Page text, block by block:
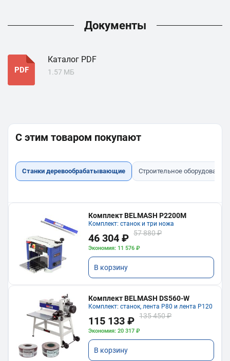
Документы
PDF
Каталог PDF
1.57 МБ
С этим товаром покупают
Станки деревообрабатывающие Строительное оборудование
Комплект BELMASH P2200M
Комплект: станок и три ножа
46 304 ₽ 57 880 ₽
Экономия: 11 576 ₽
В корзину
Комплект BELMASH DS560-W
Комплект: станок, лента P80 и лента P120
115 133 ₽ 135 450 ₽
Экономия: 20 317 ₽
В корзину